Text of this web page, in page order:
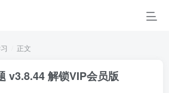
正文
v3.8.44 解锁VIP会员版